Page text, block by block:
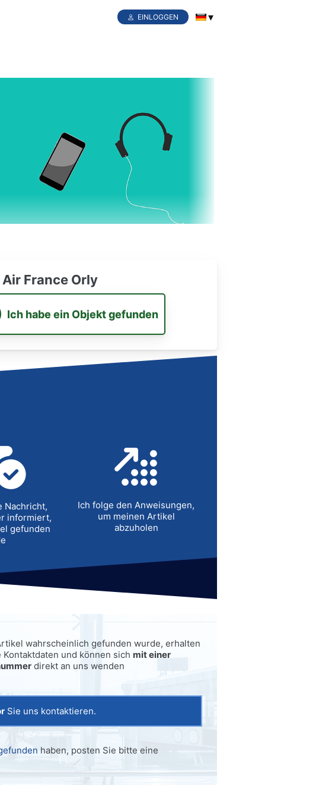
EINLOGGEN
France Orly
Ich habe ein Objekt gefunden
Nachricht,
informiert,
gefunden
Ich folge den Anweisungen,
um meinen Artikel
abzuholen
wahrscheinlich gefunden wurde, erhalten
Kontaktdaten und können sich mit einer
direkt an uns wenden
Sie uns kontaktieren.
haben, posten Sie bitte eine